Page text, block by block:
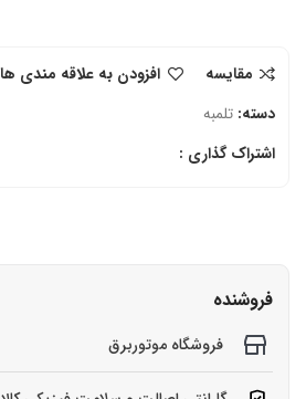
مقایسه
افزودن به علاقه مندی ها
دسته: تلمبه
اشتراک گذاری :
فروشنده
فروشگاه موتوربرق